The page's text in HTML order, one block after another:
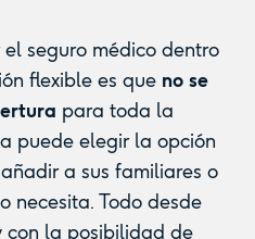
seguro médico dentro
flexible es queno se
para toda la
puede elegir la opción
a sus familiares o
necesita. Todo desde
la posibilidad de